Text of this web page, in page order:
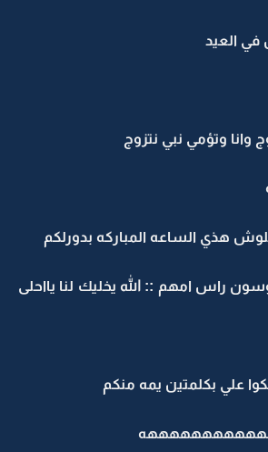
العيد
وانا وتؤمي نبي نتزوج
هذي الساعه المباركه بدورلكم
راس امهم :: الله يخليك لنا يااحلى
علي بكلمتين يمه منكم